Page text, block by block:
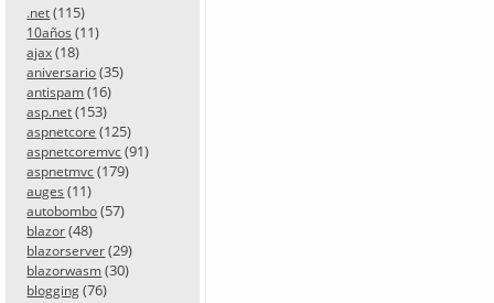
.net (115)
10años (11)
ajax (18)
aniversario (35)
antispam (16)
asp.net (153)
aspnetcore (125)
aspnetcoremvc (91)
aspnetmvc (179)
auges (11)
autobombo (57)
blazor (48)
blazorserver (29)
blazorwasm (30)
blogging (76)